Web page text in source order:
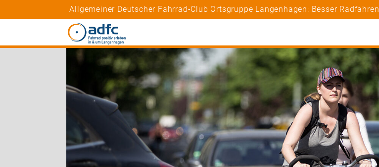
Allgemeiner Deutscher Fahrrad-Club Ortsgruppe Langenhagen: Besser Radfahren